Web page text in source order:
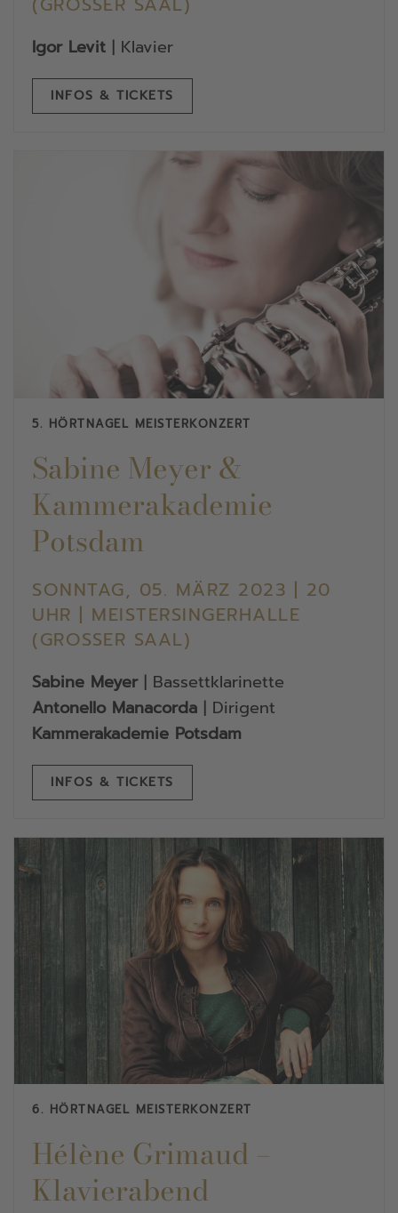
Igor Levit | Klavier
INFOS & TICKETS
5. HÖRTNAGEL MEISTERKONZERT
Sabine Meyer &
Kammerakademie
Potsdam
SONNTAG, 05. MÄRZ 2023 | 20
UHR | MEISTERSINGERHALLE
(GROSSER SAAL)
Sabine Meyer | Bassettklarinette
Antonello Manacorda | Dirigent
Kammerakademie Potsdam
INFOS & TICKETS
6. HÖRTNAGEL MEISTERKONZERT
Hélène Grimaud –
Klavierabend